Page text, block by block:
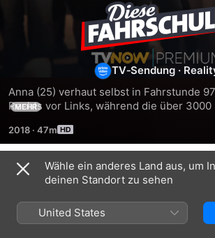
Diese
TV‑Sendung ·
Anna (25) verhaut selbst in Fahrstunde
Rechts vor Links, während die über 3000
verzweifeln lassen. Maik (27) kämpft mit
Hypnose gegen seine Prüfungsangst.
MEHR
2018 · 47m
Staffel 1
Wähle ein anderes Land aus, um
deinen Standort zu sehen
United States